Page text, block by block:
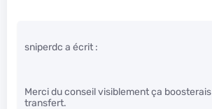
sniperdc a écrit :
Merci du conseil visiblement ça
transfert.